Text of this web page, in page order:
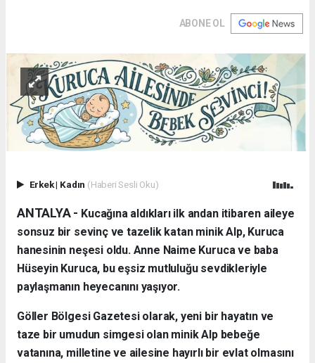
ABONE OL
Erkek| Kadın (Haberi Sesli Oku)
ANTALYA - ​ Kucağına aldıkları ilk andan itibaren aileye
sonsuz bir sevinç ve tazelik katan minik Alp, Kuruca
hanesinin neşesi oldu. Anne Naime Kuruca ve baba
Hüseyin Kuruca, bu eşsiz mutluluğu sevdikleriyle
paylaşmanın heyecanını yaşıyor.
​Göller Bölgesi Gazetesi olarak, yeni bir hayatın ve
taze bir umudun simgesi olan minik Alp bebeğe
vatanına, milletine ve ailesine hayırlı bir evlat olmasını